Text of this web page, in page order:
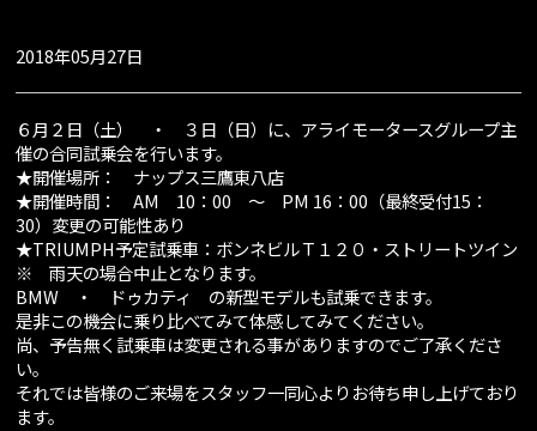
2018年05月27日
６月２日（土） ・ ３日（日）に、アライモータースグループ主
催の合同試乗会を行います。
★開催場所： ナップス三鷹東八店
★開催時間： AM 10：00 ～ PM 16：00（最終受付15：
30）変更の可能性あり
★TRIUMPH予定試乗車：ボンネビルＴ１２０・ストリートツイン
※ 雨天の場合中止となります。
BMW ・ ドゥカティ の新型モデルも試乗できます。
是非この機会に乗り比べてみて体感してみてください。
尚、予告無く試乗車は変更される事がありますのでご了承くださ
い。
それでは皆様のご来場をスタッフ一同心よりお待ち申し上げており
ます。